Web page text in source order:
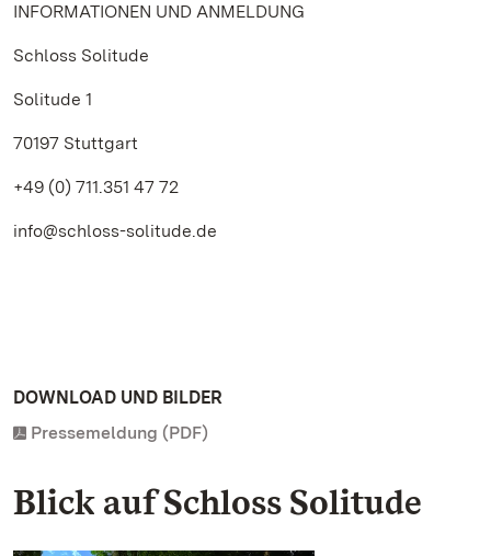
INFORMATIONEN UND ANMELDUNG
Schloss Solitude
Solitude 1
70197 Stuttgart
+49 (0) 711.351 47 72
info@schloss-solitude.de
DOWNLOAD UND BILDER
Pressemeldung (PDF)
Blick auf Schloss Solitude